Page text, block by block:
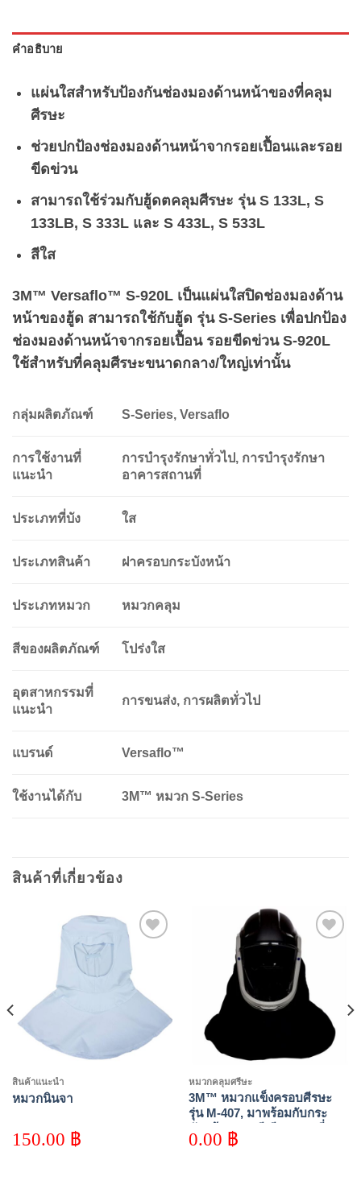
คำอธิบาย
แผ่นใสสำหรับป้องกันช่องมองด้านหน้าของที่คลุม
ศีรษะ
ช่วยปกป้องช่องมองด้านหน้าจากรอยเปื้อนและรอย
ขีดข่วน
สามารถใช้ร่วมกับฮู้ดตคลุมศีรษะ รุ่น S 133L, S
133LB, S 333L และ S 433L, S 533L
สีใส
3M™ Versaflo™ S-920L เป็นแผ่นใสปิดช่องมองด้าน
หน้าของฮู้ด สามารถใช้กับฮู้ด รุ่น S-Series เพื่อปกป้อง
ช่องมองด้านหน้าจากรอยเปื้อน รอยขีดข่วน S-920L
ใช้สำหรับที่คลุมศีรษะขนาดกลาง/ใหญ่เท่านั้น
กลุ่มผลิตภัณฑ์ S-Series, Versaflo
การใช้งานที่
แนะนำ
การบำรุงรักษาทั่วไป, การบำรุงรักษา
อาคารสถานที่
ประเภทที่บัง ใส
ประเภทสินค้า ฝาครอบกระบังหน้า
ประเภทหมวก หมวกคลุม
สีของผลิตภัณฑ์ โปร่งใส
อุตสาหกรรมที่
แนะนำ
การขนส่ง, การผลิตทั่วไป
แบรนด์ Versaflo™
ใช้งานได้กับ 3M™ หมวก S-Series
สินค้าที่เกี่ยวข้อง
Add to
wishlist
สินค้าแนะนำ
หมวกนินจา
150.00 ฿
wishlist
หมวกคลุมศรีษะ
3M™ หมวกแข็งครอบศีรษะ
รุ่น M-407, มาพร้อมกับกระ
บังหน้าแบบพรีเมียม และที่คลุม
ไหล่กันไฟได้, 1 ชิ้น/ลัง
0.00 ฿